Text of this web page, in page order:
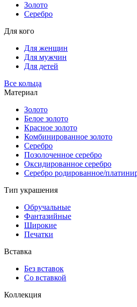
Золото
Серебро
Для кого
Для женщин
Для мужчин
Для детей
Все кольца
Материал
Золото
Белое золото
Красное золото
Комбинированное золото
Серебро
Позолоченное серебро
Оксидированное серебро
Серебро родированное/
Тип украшения
Обручальные
Фантазийные
Широкие
Печатки
Вставка
Без вставок
Со вставкой
Коллекция